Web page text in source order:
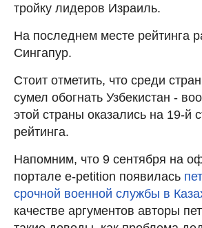
тройку лидеров Израиль.
На последнем месте рейтинга
Сингапур.
Стоит отметить, что среди
сумел обогнать Узбекистан -
этой страны оказались на 19-й
рейтинга.
Напомним, что 9 сентября на
портале e-petition появилась
срочной военной службы в
качестве аргументов авторы